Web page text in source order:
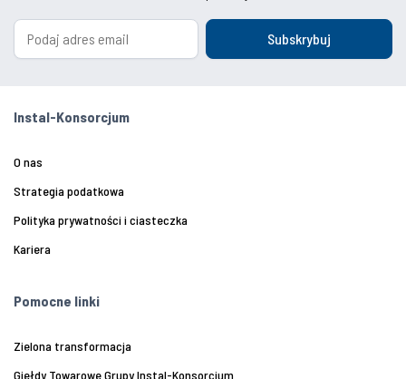
Subskrybuj
Instal-Konsorcjum
O nas
Strategia podatkowa
Polityka prywatności i ciasteczka
Kariera
Pomocne linki
Zielona transformacja
Giełdy Towarowe Grupy Instal-Konsorcjum